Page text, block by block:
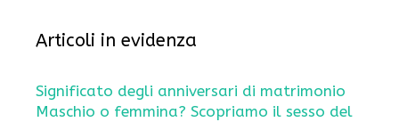
Articoli in evidenza
Significato degli anniversari di matrimonio
Maschio o femmina? Scopriamo il sesso del